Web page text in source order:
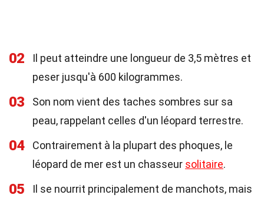
02
Il peut atteindre une longueur de 3,5 mètres et
peser jusqu'à 600 kilogrammes.
03
Son nom vient des taches sombres sur sa
peau, rappelant celles d'un léopard terrestre.
04
Contrairement à la plupart des phoques, le
léopard de mer est un chasseur solitaire.
05
Il se nourrit principalement de manchots, mais